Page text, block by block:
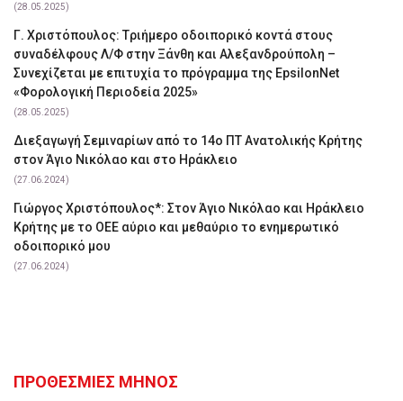
(28.05.2025)
Γ. Χριστόπουλος: Tριήμερο οδοιπορικό κοντά στους
συναδέλφους Λ/Φ στην Ξάνθη και Αλεξανδρούπολη –
Συνεχίζεται με επιτυχία το πρόγραμμα της EpsilonNet
«Φορολογική Περιοδεία 2025»
(28.05.2025)
Διεξαγωγή Σεμιναρίων από το 14ο ΠΤ Ανατολικής Κρήτης
στον Άγιο Νικόλαο και στο Ηράκλειο
(27.06.2024)
Γιώργος Χριστόπουλος*: Στον Άγιο Νικόλαο και Ηράκλειο
Κρήτης με το ΟΕΕ αύριο και μεθαύριο το ενημερωτικό
οδοιπορικό μου
(27.06.2024)
ΠΡΟΘΕΣΜΙΕΣ ΜΗΝΟΣ